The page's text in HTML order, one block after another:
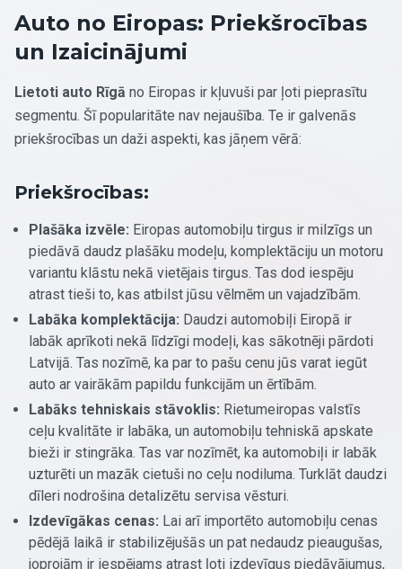
Auto no Eiropas: Priekšrocības
un Izaicinājumi
Lietoti auto Rīgā no Eiropas ir kļuvuši par ļoti pieprasītu
segmentu. Šī popularitāte nav nejaušība. Te ir galvenās
priekšrocības un daži aspekti, kas jāņem vērā:
Priekšrocības:
Plašāka izvēle: Eiropas automobiļu tirgus ir milzīgs un
piedāvā daudz plašāku modeļu, komplektāciju un motoru
variantu klāstu nekā vietējais tirgus. Tas dod iespēju
atrast tieši to, kas atbilst jūsu vēlmēm un vajadzībām.
Labāka komplektācija: Daudzi automobiļi Eiropā ir
labāk aprīkoti nekā līdzīgi modeļi, kas sākotnēji pārdoti
Latvijā. Tas nozīmē, ka par to pašu cenu jūs varat iegūt
auto ar vairākām papildu funkcijām un ērtībām.
Labāks tehniskais stāvoklis: Rietumeiropas valstīs
ceļu kvalitāte ir labāka, un automobiļu tehniskā apskate
bieži ir stingrāka. Tas var nozīmēt, ka automobiļi ir labāk
uzturēti un mazāk cietuši no ceļu nodiluma. Turklāt daudzi
dīleri nodrošina detalizētu servisa vēsturi.
Izdevīgākas cenas: Lai arī importēto automobiļu cenas
pēdējā laikā ir stabilizējušās un pat nedaudz pieaugušas,
joprojām ir iespējams atrast ļoti izdevīgus piedāvājumus,